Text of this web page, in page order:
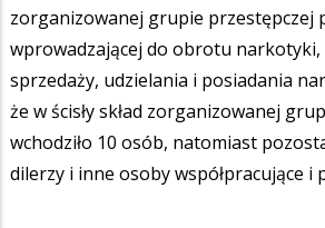
zorganizowanej grupie przestępczej
wprowadzającej do obrotu
sprzedaży, udzielania i posiadania
że w ścisły skład zorganizowanej
wchodziło 10 osób, natomiast
dilerzy i inne osoby współpracujące i